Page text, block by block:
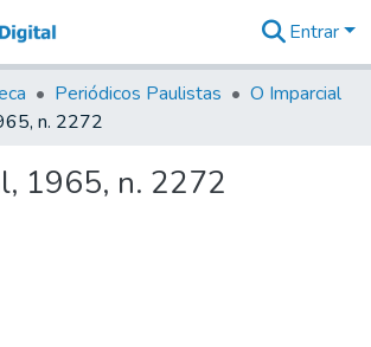
&
Coleções
Tudo na
Digital
Entrar
Periódicos Paulistas
O Imparcial
n. 2272
1965, n. 2272